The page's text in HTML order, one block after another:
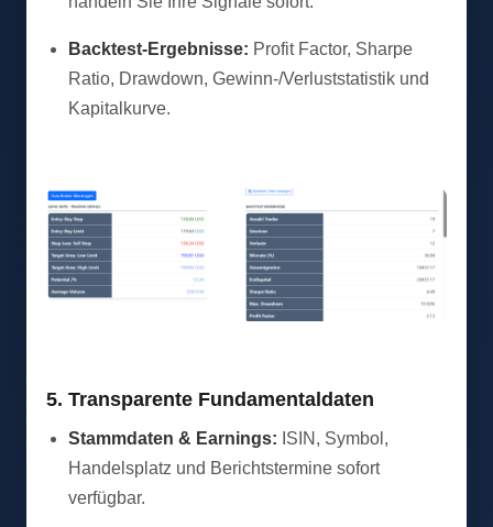
Backtest-Ergebnisse: Profit Factor, Sharpe
Ratio, Drawdown, Gewinn-/Verluststatistik und
Kapitalkurve.
5. Transparente Fundamentaldaten
Stammdaten & Earnings: ISIN, Symbol,
Handelsplatz und Berichtstermine sofort
verfügbar.